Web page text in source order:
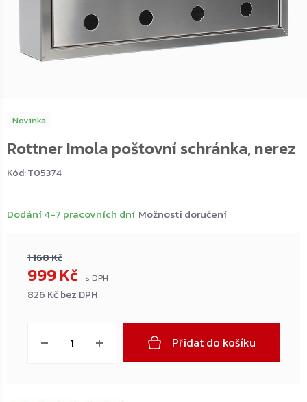
Novinka
Rottner Imola poštovní schránka, nerez
Kód:T05374
1 160 Kč
999 Kč
826 Kč bez DPH
Dodání 4-7 pracovních dní Možnosti doručení
Přidat do košíku